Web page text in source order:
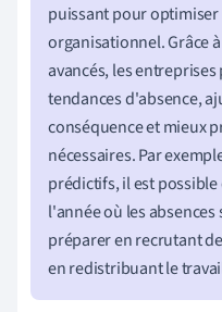
puissant pour
organisationnel. Grâce
avancés, les
tendances d'absence,
conséquence et mieux
nécessaires. Par
prédictifs, il est
l'année où les
préparer en recrutant
en redistribuant le